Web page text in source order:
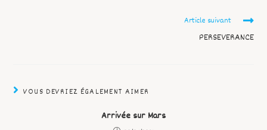
Article suivant
PERSEVERANCE
VOUS DEVRIEZ ÉGALEMENT AIMER
Arrivée sur Mars